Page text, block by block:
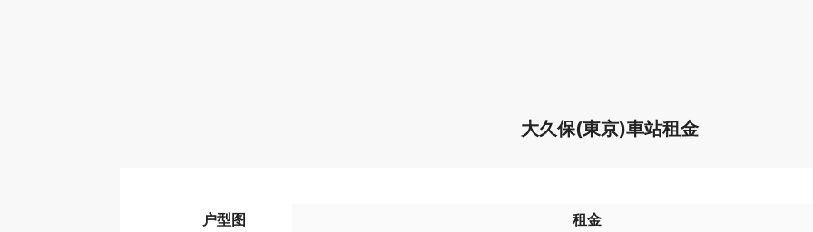
大久保(東京)車站租金
户型图 租金